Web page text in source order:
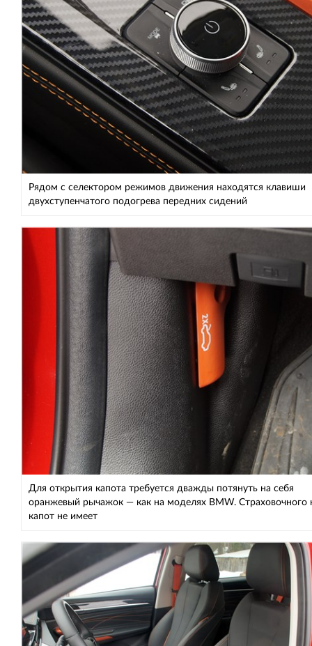
Рядом с селектором режимов движения находятся клавиши
двухступенчатого подогрева передних сидений
Для открытия капота требуется дважды потянуть на себя
оранжевый рычажок — как на моделях BMW. Страховочного
капот не имеет